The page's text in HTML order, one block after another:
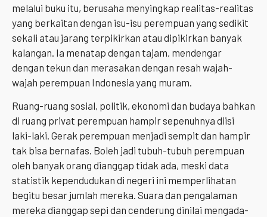
melalui buku itu, berusaha menyingkap realitas-realitas
yang berkaitan dengan isu-isu perempuan yang sedikit
sekali atau jarang terpikirkan atau dipikirkan banyak
kalangan. Ia menatap dengan tajam, mendengar
dengan tekun dan merasakan dengan resah wajah-
wajah perempuan Indonesia yang muram.
Ruang-ruang sosial, politik, ekonomi dan budaya bahkan
di ruang privat perempuan hampir sepenuhnya diisi
laki-laki. Gerak perempuan menjadi sempit dan hampir
tak bisa bernafas. Boleh jadi tubuh-tubuh perempuan
oleh banyak orang dianggap tidak ada, meski data
statistik kependudukan di negeri ini memperlihatan
begitu besar jumlah mereka. Suara dan pengalaman
mereka dianggap sepi dan cenderung dinilai mengada-